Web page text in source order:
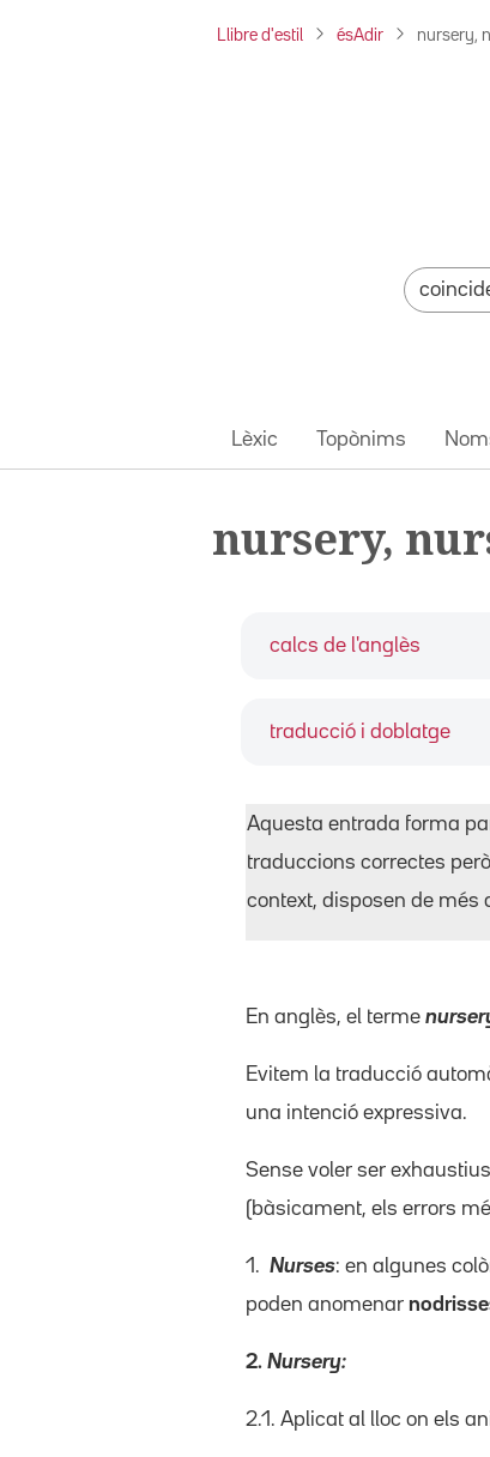
Llibre d'estil ésAdir nursery,
Lèxic Topònims
nursery,
calcs de l'anglès
traducció i doblatge
Aquesta entrada forma
traduccions correctes
context, disposen de més
En anglès, el terme
Evitem la traducció
una intenció expressiva.
Sense voler ser
(bàsicament, els errors
1. Nurses: en algunes
poden anomenar
2. Nursery:
2.1. Aplicat al lloc on els